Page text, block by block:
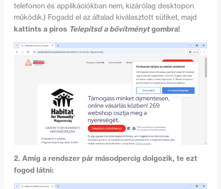
telefonon és applikációkban nem, kizárólag desktopon
működik.) Fogadd el az általad kiválasztott sütiket, majd
kattints a piros Telepítsd a bővítménytgombra!
2. Amíg a rendszer pár másodpercig dolgozik, te ezt
fogod látni: